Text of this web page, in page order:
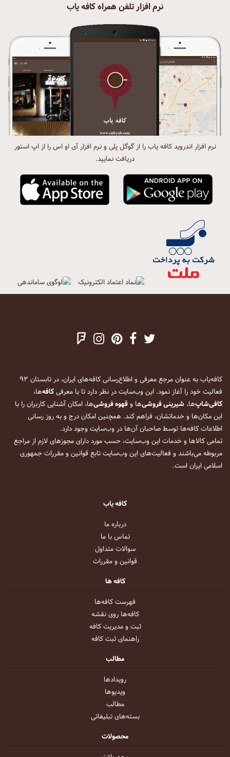
نرم افزار تلفن همراه کافه یاب
نرم افزار اندروید کافه یاب را از گوگل پلی و نرم افزار آی او اس را از اپ استور
دریافت نمایید.
کافه‌یاب به عنوان مرجع معرفی و اطلاع‌رسانی کافه‌های ایران، در تابستان ۹۳
فعالیت خود را آغاز نمود. این وب‌سایت در نظر دارد تا با معرفیکافه‌ها،
کافی‌شاپ‌ها، شیرینی فروشی‌ها وقهوه فروشی‌ها، امکان آشنایی کاربران را با
این مکان‌ها و خدماتشان، فراهم کند. همچنین امکان درج و به روز رسانی
اطلاعات کافه‌ها توسط صاحبان آن‌ها در وب‌سایت وجود دارد.
تمامی کالاها و خدمات این وب‌سایت، حسب مورد دارای مجوزهای لازم از مراجع
مربوطه می‌باشند و فعالیت‌های این وب‌سایت تابع قوانین و مقررات جمهوری
اسلامی ایران است.
کافه یاب
درباره ما
تماس با ما
سوالات متداول
قوانین و مقررات
کافه ها
فهرست کافه‌ها
کافه‌ها روی نقشه
ثبت و مدیریت کافه
راهنمای ثبت کافه
مطالب
رویداد‌ها
ویدیو‌ها
مطالب
بسته‌های تبلیغاتی
محصولات